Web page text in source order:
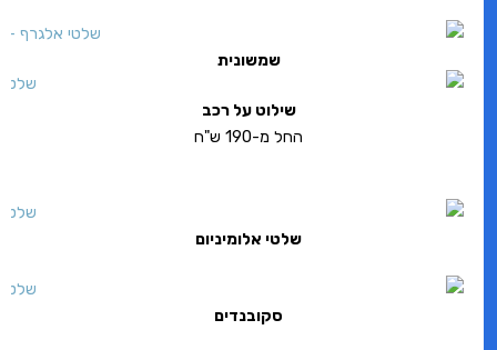
שמשונית
שילוט על רכב
החל מ-190 ש"ח
שלטי אלומיניום
סקובנדים